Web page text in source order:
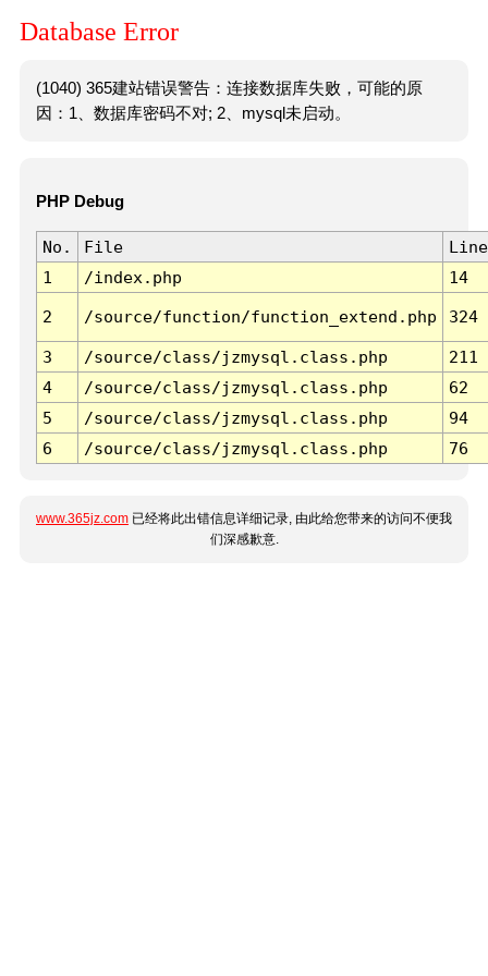
Database Error
(1040) 365建站错误警告：连接数据库失败，可能的原
因：1、数据库密码不对; 2、mysql未启动。
PHP Debug
No. File
Line
1
/index.php 14
2 /source/function/function_extend.php 324
3 /source/class/jzmysql.class.php
211
4
/source/class/jzmysql.class.php
62
5
/source/class/jzmysql.class.php
94
6
/source/class/jzmysql.class.php 76
www.365jz.com 已经将此出错信息详细记录, 由此给您带来的访问不便我
们深感歉意.